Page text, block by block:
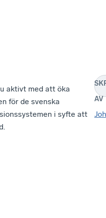
aktivt med att öka
för de svenska
i syfte att
AV